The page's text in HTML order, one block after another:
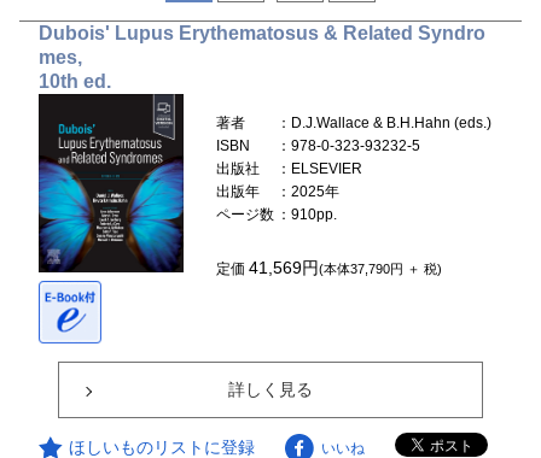
Dubois' Lupus Erythematosus & Related Syndro
mes,
10th ed.
著者
：D.J.Wallace & B.H.Hahn (eds.)
ISBN
：978-0-323-93232-5
出版社
：ELSEVIER
出版年
：2025年
ページ数 ：910pp.
定価41,569円(本体37,790円 ＋ 税)
詳しく見る
ほしいものリストに登録 いいね